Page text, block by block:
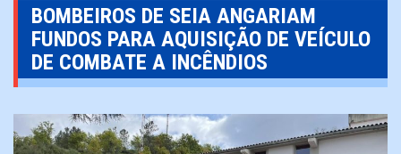
BOMBEIROS DE SEIA ANGARIAM
FUNDOS PARA AQUISIÇÃO DE VEÍCULO
DE COMBATE A INCÊNDIOS